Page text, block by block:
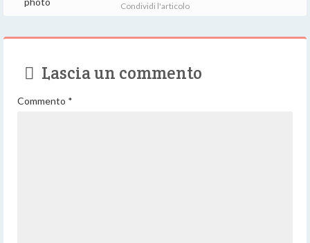
Condividi l'articolo
Lascia un commento
Commento *